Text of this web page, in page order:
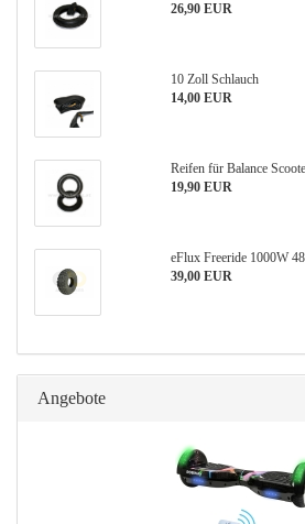
26,90 EUR
10 Zoll Schlauch
14,00 EUR
Reifen für Balance
19,90 EUR
eFlux Freeride 1000W
39,00 EUR
Angebote